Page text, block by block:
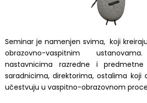
Seminar je namenjen svima, koji
obrazovno-vaspitnim
nastavnicima razredne i
saradnicima, direktorima, ostalima koji
učestvuju u vaspitno-obrazovnom